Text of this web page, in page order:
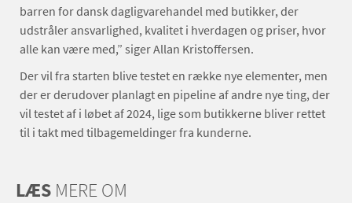
barren for dansk dagligvarehandel med butikker, der
udstråler ansvarlighed, kvalitet i hverdagen og priser, hvor
alle kan være med,” siger Allan Kristoffersen.
Der vil fra starten blive testet en række nye elementer, men
der er derudover planlagt en pipeline af andre nye ting, der
vil testet af i løbet af 2024, lige som butikkerne bliver rettet
til i takt med tilbagemeldinger fra kunderne.
LÆS MERE OM